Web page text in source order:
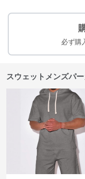
必ず購
スウェットメンズパ